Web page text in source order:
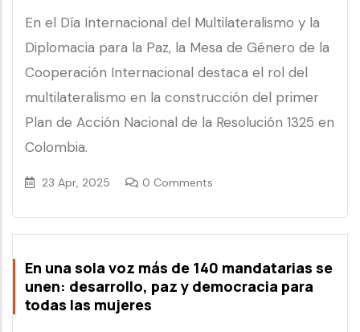
En el Día Internacional del Multilateralismo y la
Diplomacia para la Paz, la Mesa de Género de la
Cooperación Internacional destaca el rol del
multilateralismo en la construcción del primer
Plan de Acción Nacional de la Resolución 1325 en
Colombia.
23 Apr, 2025 0 Comments
En una sola voz más de 140 mandatarias se
unen: desarrollo, paz y democracia para
todas las mujeres